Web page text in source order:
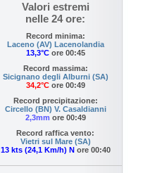
Valori estremi
nelle 24 ore:
Record minima:
Laceno (AV) Lacenolandia
13,3°Core 00:45
Record massima:
Sicignano degli Alburni (SA)
34,2°Core 00:49
Record precipitazione:
Circello (BN) V. Casaldianni
2,3mm ore 00:49
Record raffica vento:
Vietri sul Mare (SA)
13 kts (24,1 Km/h) N ore 00:40